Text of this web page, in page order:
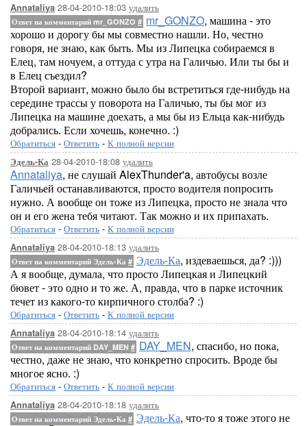
Annataliya 28-04-2010-18:03 удалить
Ответ на комментарий mr_GONZO # mr_GONZO, машина - это
хорошо и дорогу бы мы совместно нашли. Но, честно
говоря, не знаю, как быть. Мы из Липецка собираемся в
Елец, там ночуем, а оттуда с утра на Галичью. Или ты бы и
в Елец съездил?
Второй вариант, можно было бы встретиться где-нибудь на
середине трассы у поворота на Галичью, ты бы мог из
Липецка на машине доехать, а мы бы из Ельца как-нибудь
добрались. Если хочешь, конечно. :)
Обратиться - Ответить - К полной версии
Эдель-Ка 28-04-2010-18:08 удалить
Annataliya, не слушай AlexThunder'a, автобусы возле
Галичьей останавливаются, просто водителя попросить
нужно. А вообще он тоже из Липецка, просто не знала что
он и его жена тебя читают. Так можно и их припахать.
Обратиться - Ответить - К полной версии
Annataliya 28-04-2010-18:13 удалить
Ответ на комментарий Эдель-Ка # Эдель-Ка, издеваешься, да? :)))
А я вообще, думала, что просто Липецкая и Липецкий
бювет - это одно и то же. А, правда, что в парке источник
течет из какого-то кирпичного столба? :)
Обратиться - Ответить - К полной версии
Annataliya 28-04-2010-18:14 удалить
Ответ на комментарий DAY_MEN # DAY_MEN, спасибо, но пока,
честно, даже не знаю, что конкретно спросить. Вроде бы
многое ясно. :)
Обратиться - Ответить - К полной версии
Annataliya 28-04-2010-18:18 удалить
Ответ на комментарий Эдель-Ка # Эдель-Ка, что-то я тоже этого не